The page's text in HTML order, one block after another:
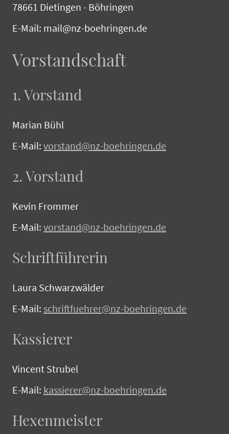
78661 Dietingen - Böhringen
E-Mail: mail@nz-boehringen.de
Vorstandschaft
1. Vorstand
Marian Bühl
E-Mail: vorstand@nz-boehringen.de
2. Vorstand
Kevin Frommer
E-Mail: vorstand@nz-boehringen.de
Schriftführerin
Laura Schwarzwälder
E-Mail: schriftfuehrer@nz-boehringen.de
Kassierer
Vincent Strubel
E-Mail: kassierer@nz-boehringen.de
Hexenmeister